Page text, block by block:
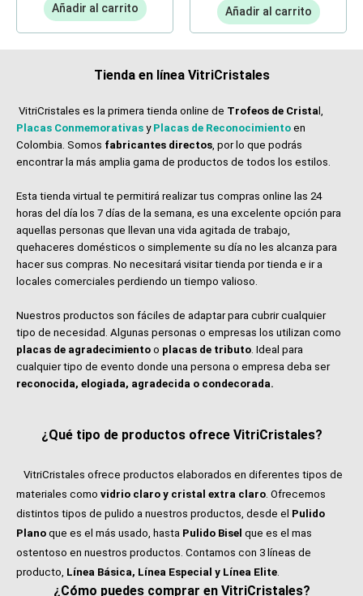
Añadir al carrito Añadir al carrito
Tienda en línea VitriCristales
VitriCristales es la primera tienda online de Trofeos de Crista
Placas Conmemorativas y Placas de Reconocimiento en
Colombia. Somos fabricantes directos , por lo que podrás
encontrar la más amplia gama de productos de todos los estilos.
Esta tienda virtual te permitirá realizar tus compras online las 24
horas del día los 7 días de la semana, es una excelente opción para
aquellas personas que llevan una vida agitada de trabajo,
quehaceres domésticos o simplemente su día no les alcanza para
hacer sus compras. No necesitará visitar tienda por tienda e ir a
locales comerciales perdiendo un tiempo valioso.
Nuestros productos son fáciles de adaptar para cubrir cualquier
tipo de necesidad. Algunas personas o empresas los utilizan como
placas de agradecimiento o placas de tributo . Ideal para
cualquier tipo de evento donde una persona o empresa deba ser
reconocida, elogiada, agradecida o condecorada.
¿Qué tipo de productos ofrece VitriCristales?
VitriCristales ofrece productos elaborados en diferentes tipos de
materiales como vidrio claro y cristal extra claro . Ofrecemos
distintos tipos de pulido a nuestros productos, desde el Pulido
Plano que es el más usado, hasta Pulido Bisel que es el mas
ostentoso en nuestros productos. Contamos con 3 líneas de
producto, Línea Básica, Línea Especial y Línea Elite
¿Cómo puedes comprar en VitriCristales?